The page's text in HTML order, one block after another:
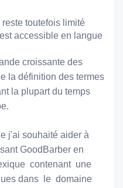
toutefois limité
accessible en langue
croissante des
la définition des termes
la plupart du temps
j'ai souhaité aider à
GoodBarber en
contenant  une
dans  le  domaine